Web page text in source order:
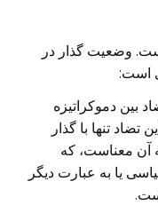
وضعیت گذار در
است:
بین دموکراتیزه
تنها با گذار
آن معناست، که
یا به عبارت دیگر